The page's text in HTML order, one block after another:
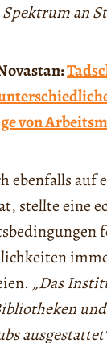
an
von
ebenfalls auf
stellte eine
„Das